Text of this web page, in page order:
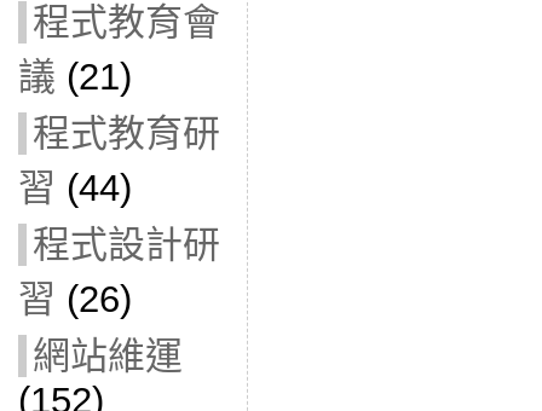
程式教育會
議 (21)
程式教育研
習 (44)
程式設計研
習 (26)
網站維運
(152)